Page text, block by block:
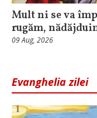
Mult ni se va
rugăm,
09 Aug, 2026
Evanghelia zilei